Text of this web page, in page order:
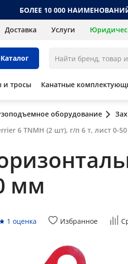
БОЛЕЕ 10 000
Доставка Услуги
Каталог
и тросы Канатные
оборудование
6 TNMH (2 шт), г/п 6 т, лист 0-
мм
1 оценка Избранное